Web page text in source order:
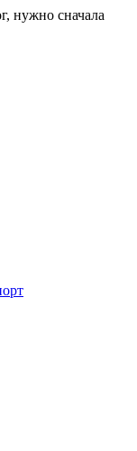
нужно сначала